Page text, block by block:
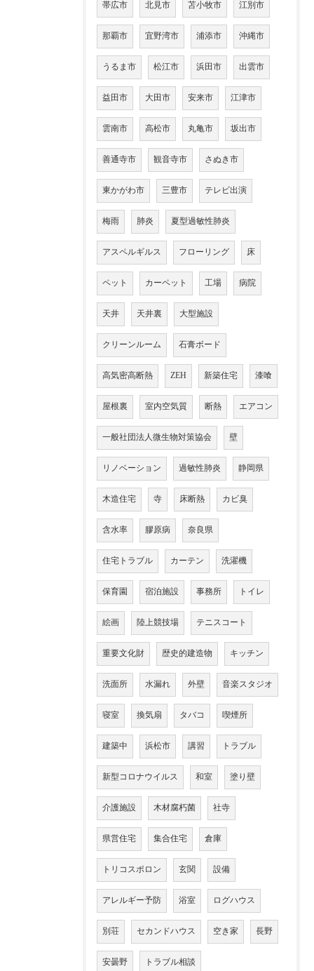
帯広市 北見市 苫小牧市 江別市
那覇市 宜野湾市 浦添市 沖縄市
うるま市 松江市 浜田市 出雲市
益田市 大田市 安来市 江津市
雲南市 高松市 丸亀市 坂出市
善通寺市 観音寺市 さぬき市
東かがわ市 三豊市 テレビ出演
梅雨 肺炎 夏型過敏性肺炎
アスペルギルス フローリング 床
ペット カーペット 工場 病院
天井 天井裏 大型施設
クリーンルーム 石膏ボード
高気密高断熱 ZEH 新築住宅 漆喰
屋根裏 室内空気質 断熱 エアコン
一般社団法人微生物対策協会 壁
リノベーション 過敏性肺炎 静岡県
木造住宅 寺 床断熱 カビ臭
含水率 膠原病 奈良県
住宅トラブル カーテン 洗濯機
保育園 宿泊施設 事務所 トイレ
絵画 陸上競技場 テニスコート
重要文化財 歴史的建造物 キッチン
洗面所 水漏れ 外壁 音楽スタジオ
寝室 換気扇 タバコ 喫煙所
建築中 浜松市 講習 トラブル
新型コロナウイルス 和室 塗り壁
介護施設 木材腐朽菌 社寺
県営住宅 集合住宅 倉庫
トリコスポロン 玄関 設備
アレルギー予防 浴室 ログハウス
別荘 セカンドハウス 空き家 長野
安曇野 トラブル相談